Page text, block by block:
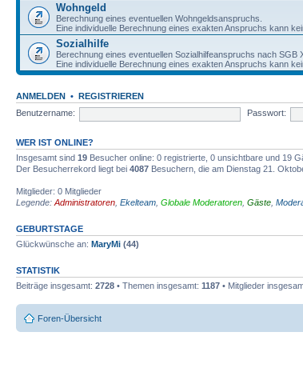
Wohngeld
Berechnung eines eventuellen Wohngeldsanspruchs.
Eine individuelle Berechnung eines exakten Anspruchs kann
Sozialhilfe
Berechnung eines eventuellen Sozialhilfeanspruchs nach SGB
Eine individuelle Berechnung eines exakten Anspruchs kann
ANMELDEN • REGISTRIEREN
Benutzername:
Passwort:
WER IST ONLINE?
Insgesamt sind 19 Besucher online: 0 registrierte, 0 unsichtbare und 19
Der Besucherrekord liegt bei 4087 Besuchern, die am Dienstag 21.
Mitglieder: 0 Mitglieder
Legende: Administratoren Ekelteam Globale Moderatoren Gäste
GEBURTSTAGE
Glückwünsche an: MaryMi (44)
STATISTIK
Beiträge insgesamt: 2728 • Themen insgesamt: 1187 • Mitglieder
Foren-Übersicht